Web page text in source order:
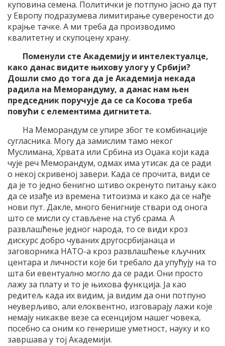
куповина семена. Политички је потпуно јасно да пут
у Европу подразумева лимитирање суверености до
крајње тачке. А ми треба да производимо
квалитетну и скупоцену храну.
Поменули сте Академију и интелектуалце,
како данас видите њихову улогу у Србији?
Дошли смо до тога да је Академија некада
радила на Меморандуму, а данас нам њен
председник поручује да се са Косова треба
повући с елементима дигнитета.
На Меморандум се упире због те комбинације
сугласника. Могу да замислим тамо неког
Муслимана, Хрвата или Србина из Оџака који када
чује реч Меморандум, одмах има утисак да се ради
о некој скривеној завери. Када се прочита, види се
да је то једно бенигно штиво окренуто питању како
да се изађе из времена титоизма и како да се нађе
нови пут. Дакле, много бенигније ствари од онога
што се мисли су стављене на стуб срама. А
развлашћење једног народа, то се види кроз
дискурс добро чуваних другосрбијанаца и
заговорника НАТО-а кроз развлашћење кључних
центара и личности које би требало да упућују на то
шта би евентуално могло да се ради. Они просто
лажу за плату и то је њихова функција. Ја као
редитељ када их видим, ја видим да они потпуно
неуверљиво, али елоквентно, изговарају лажи које
немају никакве везе са есенцијом нашег човека,
посебно са оним ко генерише уметност, науку и ко
завршава у тој Академији.